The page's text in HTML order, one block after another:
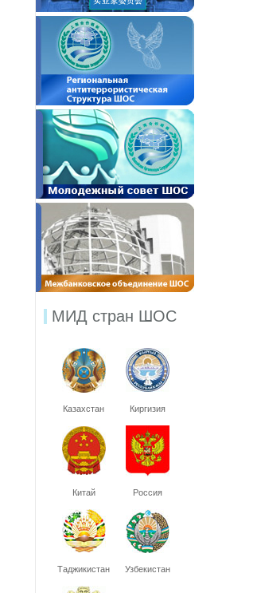
МИД стран ШОС
Казахстан Киргизия
Китай Россия
Таджикистан Узбекистан